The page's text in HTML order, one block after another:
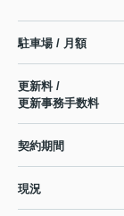
駐車場 / 月額
更新料 /
更新事務手数料
契約期間
現況